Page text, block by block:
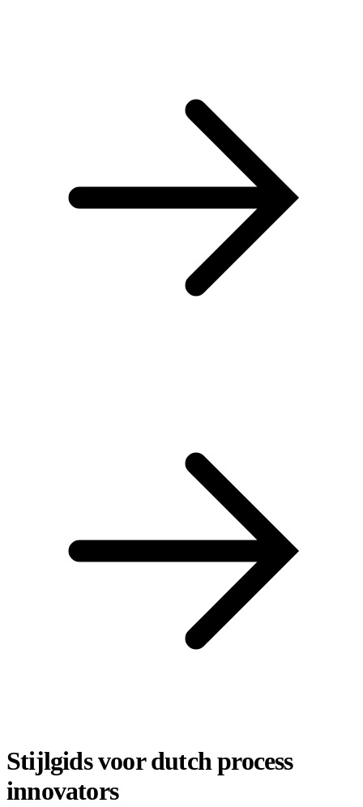
Stijlgids voor dutch process
innovators